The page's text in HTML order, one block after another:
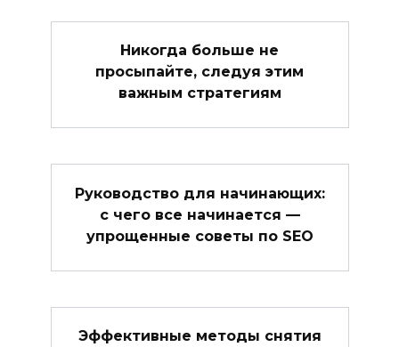
Никогда больше не
просыпайте, следуя этим
важным стратегиям
Руководство для начинающих:
с чего все начинается —
упрощенные советы по SEO
Эффективные методы снятия